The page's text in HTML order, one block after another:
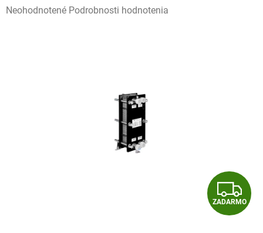
Priemerné
Neohodnotené Podrobnosti hodnotenia
Z
A
ZADARMO